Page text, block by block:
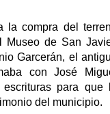
la compra del
Museo de San
Garcerán, el
con José
para que
del municipio.